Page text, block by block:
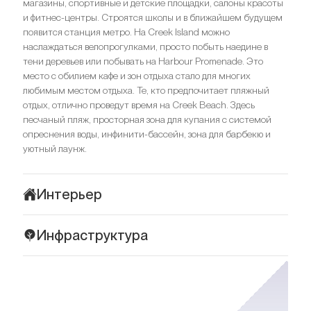
магазины, спортивные и детские площадки, салоны красоты
и фитнес-центры. Строятся школы и в ближайшем будущем
появится станция метро. На Creek Island можно
наслаждаться велопрогулками, просто побыть наедине в
тени деревьев или побывать на Harbour Promenade. Это
место с обилием кафе и зон отдыха стало для многих
любимым местом отдыха. Те, кто предпочитает пляжный
отдых, отлично проведут время на Creek Beach. Здесь
песчаный пляж, просторная зона для купания с системой
опреснения воды, инфинити-бассейн, зона для барбекю и
уютный лаунж.
Интерьер
с элементами mid-century modern. Отделка выполнена в
металла для фурнитуры. Продуманное многоуровневое
Инфраструктура
Рядом находится яхтенная пристань и любимое место для
семейного отдыха — Central Park. В нескольких шагах от
комплекса расположены Creek Harbour Promenade, а в 10